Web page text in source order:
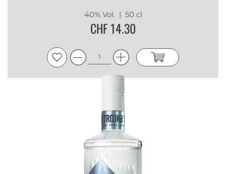
40% Vol. | 50 cl
CHF 14.30